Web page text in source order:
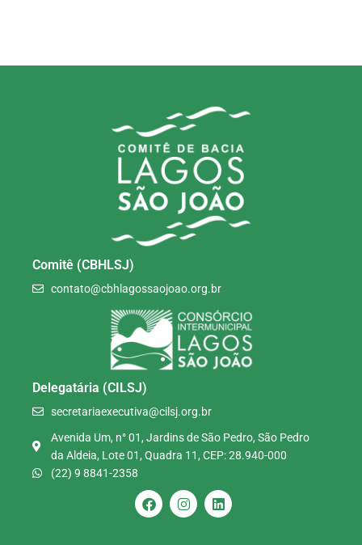
Comitê (CBHLSJ)
contato@cbhlagossaojoao.org.br
Delegatária (CILSJ)
secretariaexecutiva@cilsj.org.br
Avenida Um, n° 01, Jardins de São Pedro, São Pedro
da Aldeia, Lote 01, Quadra 11, CEP: 28.940-000
(22) 9 8841-2358